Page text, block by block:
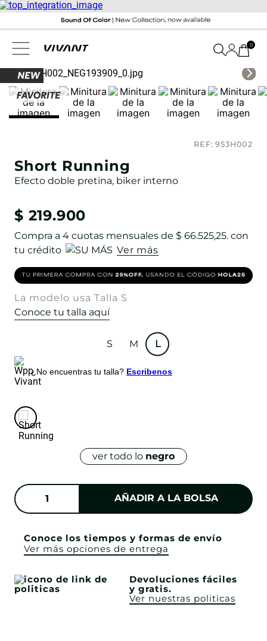
0
REF:953H002
Short Running
Efecto doble pretina, biker interno
$ 219.900
Compra a 4 cuotas mensuales de $ 66.525,25. con
tu crédito
Ver más
La modelo usa Talla S
Conoce tu talla aquí
S M L
¿No encuentras tu talla? Escribenos
ver todo lo negro
AÑADIR A LA BOLSA
Conoce los tiempos y formas de envío
Ver más opciones de entrega
Devoluciones fáciles
y gratis.
Ver nuestras politicas